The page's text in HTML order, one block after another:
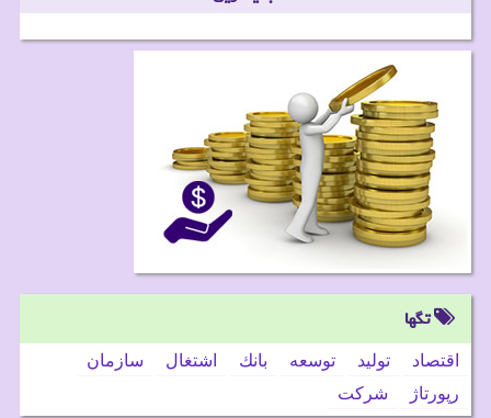
تگها
اقتصاد تولید توسعه بانك اشتغال
سازمان
رپورتاژ
شركت